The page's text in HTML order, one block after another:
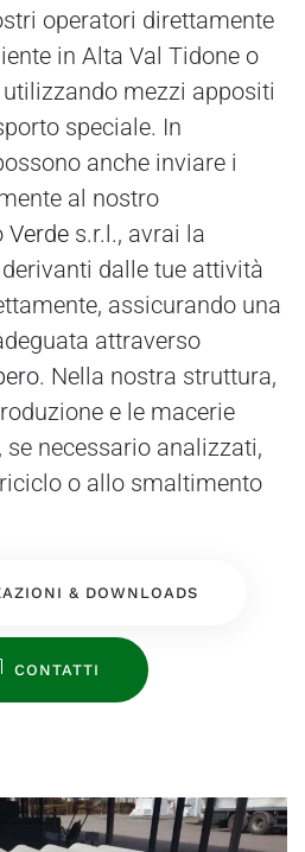
operatori direttamente
in Alta Val Tidone o
mezzi appositi
speciale. In
anche inviare i
al nostro
Verde s.r.l., avrai la
dalle tue attività
assicurando una
attraverso
. Nella nostra struttura,
e le macerie
necessario analizzati,
o allo smaltimento
& DOWNLOADS
CONTATTI